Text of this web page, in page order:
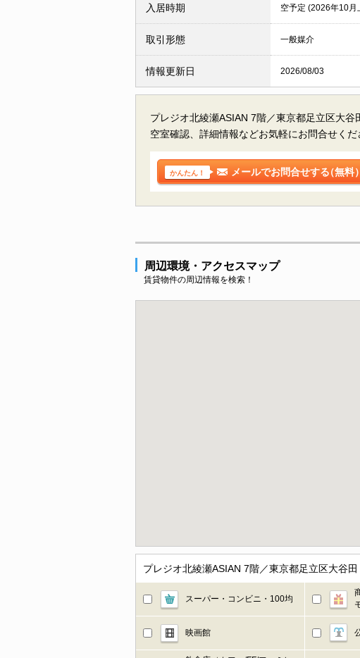
入居時期 空予定 (2026年10月
取引形態 一般媒介
情報更新日 2026/08/03
プレジオ北綾瀬ASIAN 7階／東京都足立区大谷
空室確認、詳細情報などお気軽にお問合せくだ
かんたん！ メールでお問合せする（無料）
周辺環境・アクセスマップ
賃貸物件の周辺情報を検索！
プレジオ北綾瀬ASIAN 7階／東京都足立区大谷
スーパー・コンビニ・100均
映画館